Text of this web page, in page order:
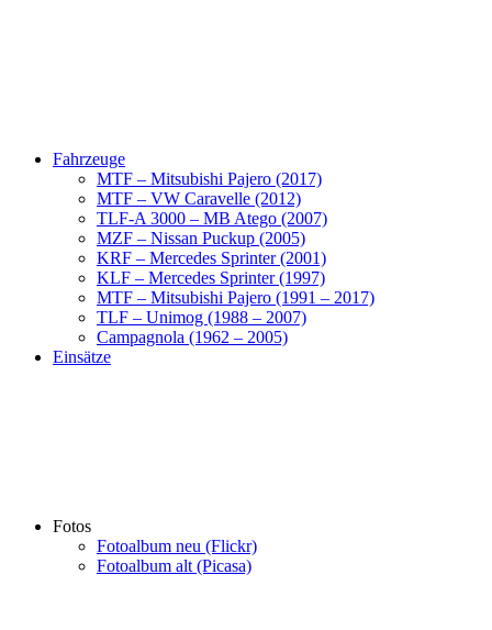
Fahrzeuge
MTF – Mitsubishi Pajero (2017)
MTF – VW Caravelle (2012)
TLF-A 3000 – MB Atego (2007)
MZF – Nissan Puckup (2005)
KRF – Mercedes Sprinter (2001)
KLF – Mercedes Sprinter (1997)
MTF – Mitsubishi Pajero (1991 – 2017)
TLF – Unimog (1988 – 2007)
Campagnola (1962 – 2005)
Einsätze
Fotos
Fotoalbum neu (Flickr)
Fotoalbum alt (Picasa)